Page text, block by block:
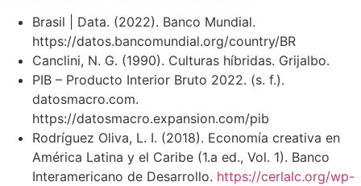
Brasil | Data. (2022). Banco Mundial.
https://datos.bancomundial.org/country/BR
Canclini, N. G. (1990). Culturas híbridas. Grijalbo.
PIB – Producto Interior Bruto 2022. (s. f.).
datosmacro.com.
https://datosmacro.expansion.com/pib
Rodríguez Oliva, L. I. (2018). Economía creativa en
América Latina y el Caribe (1.a ed., Vol. 1). Banco
Interamericano de Desarrollo. https://cerlalc.org/wp-